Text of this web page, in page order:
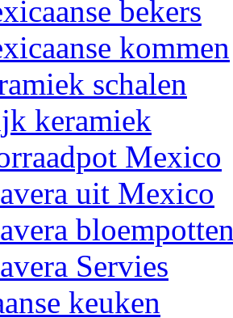
bekers
kommen
schalen
keramiek
Mexico
uit Mexico
Servies
keuken